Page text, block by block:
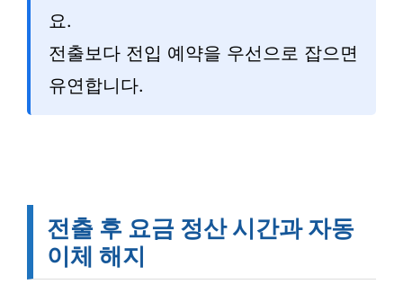
요.
전출보다 전입 예약을 우선으로 잡으면
유연합니다.
전출 후 요금 정산 시간과 자동
이체 해지